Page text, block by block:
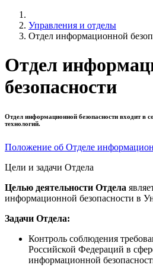
Управления и отделы
Отдел информационной
Отдел
безопасности
Отдел информационной безопасности входит в
технологий.
Положение об Отделе
Цели и задачи Отдела
Целью деятельности Отдела
информационной безопасности в
Задачи Отдела:
Контроль соблюдения
Российской Федераций в
информационной